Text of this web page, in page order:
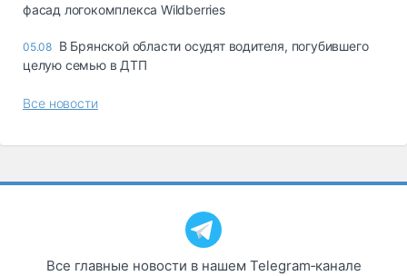
фасад логокомплекса Wildberries
05.08 В Брянской области осудят водителя, погубившего
целую семью в ДТП
Все новости
Все главные новости в нашем Telegram‑канале